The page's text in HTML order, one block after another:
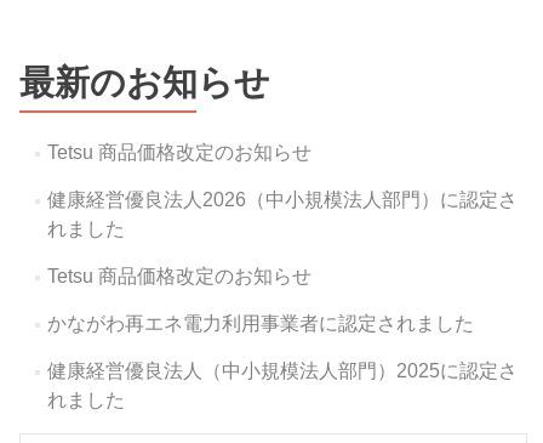
ビ
ゲ
ー
シ
ョ
ン
最新のお知らせ
Tetsu 商品価格改定のお知らせ
健康経営優良法人2026（中小規模法人部門）に認定さ
れました
Tetsu 商品価格改定のお知らせ
かながわ再エネ電力利用事業者に認定されました
健康経営優良法人（中小規模法人部門）2025に認定さ
れました